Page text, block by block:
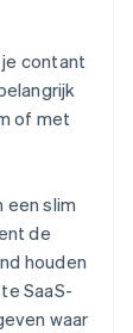
contant
of met
een slim
de
houden
SaaS-
waar